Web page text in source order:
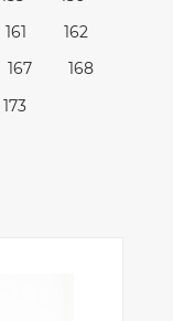
161
162
167
168
173